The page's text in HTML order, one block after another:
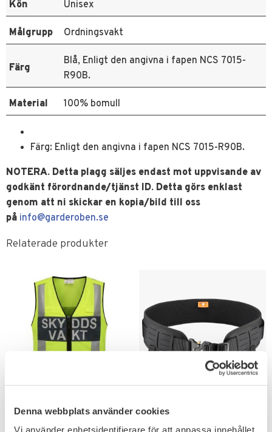
Denna webbplats använder cookies
Vi använder enhetsidentifierare för att anpassa innehållet
Kön Unisex
Målgrupp Ordningsvakt
Färg
Blå, Enligt den angivna i fapen NCS 7015-
R90B.
Material 100% bomull
Färg: Enligt den angivna i fapen NCS 7015-R90B.
NOTERA. Detta plagg säljes endast mot uppvisande av
godkänt förordnande/tjänst ID. Detta görs enklast
genom att ni skickar en kopia/bild till oss
på info@garderoben.se
Relaterade produkter
Lägg till i favoriter
Robust Skyddsvakt
Lägg till i favoriter
Tacbull Tactical Battle